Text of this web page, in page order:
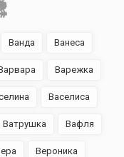
Ванда Ванеса
Варежка
Васелиса
Ватрушка Вафля
Вероника